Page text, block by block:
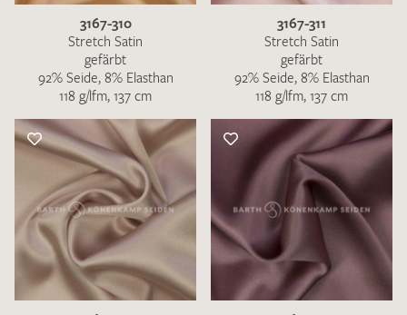
3167-310
Stretch Satin
gefärbt
92% Seide, 8% Elasthan
118 g/lfm, 137 cm
3167-311
Stretch Satin
gefärbt
92% Seide, 8% Elasthan
118 g/lfm, 137 cm